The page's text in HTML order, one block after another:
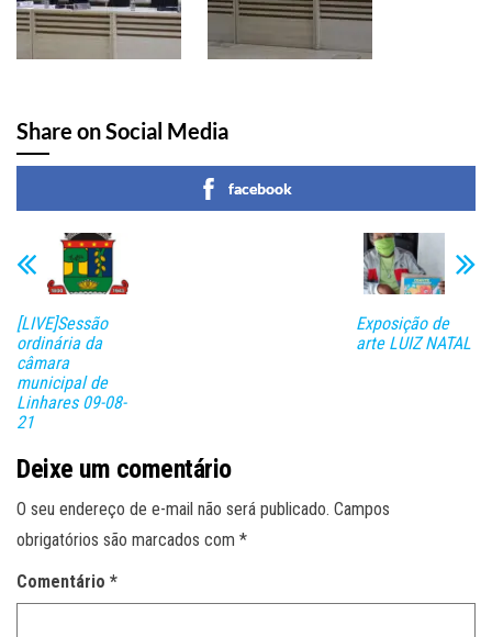
Share on Social Media
facebook
[LIVE]Sessão
ordinária da
câmara
municipal de
Linhares 09-08-
21
Exposição de
arte LUIZ NATAL
Deixe um comentário
O seu endereço de e-mail não será publicado. Campos
obrigatórios são marcados com *
Comentário *